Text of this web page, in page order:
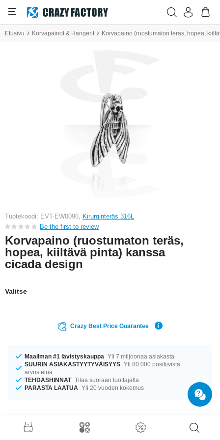
Etusivu Korvapainot & Hangerit Korvapaino (ruostumaton teräs, hopea,
Tuotekoodi: EVT-EW0096, Kirurginteräs 316L
Be the first to review
Korvapaino (ruostumaton teräs,
hopea, kiiltävä pinta) kanssa
cicada design
Valitse
Crazy Best Price Guarantee
Maailman #1 lävistyskauppa Yli 7 miljoonaa asiakasta
SUURIN ASIAKASTYYTYVÄISYYS Yli 80 000 positiivista
arvostelua
TEHDASHINNAT Tilaa suoraan tuottajalta
PARASTA LAATUA Yli 20 vuoden kokemus